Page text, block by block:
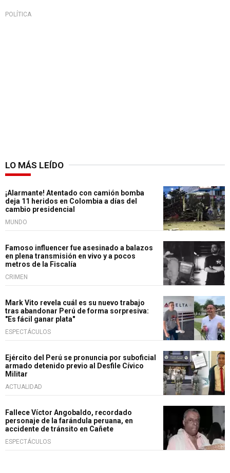
POLÍTICA
LO MÁS LEÍDO
¡Alarmante! Atentado con camión bomba
deja 11 heridos en Colombia a días del
cambio presidencial
MUNDO
Famoso influencer fue asesinado a balazos
en plena transmisión en vivo y a pocos
metros de la Fiscalía
CRIMEN
Mark Vito revela cuál es su nuevo trabajo
tras abandonar Perú de forma sorpresiva:
"Es fácil ganar plata"
ESPECTÁCULOS
Ejército del Perú se pronuncia por suboficial
armado detenido previo al Desfile Cívico
Militar
ACTUALIDAD
Fallece Víctor Angobaldo, recordado
personaje de la farándula peruana, en
accidente de tránsito en Cañete
ESPECTÁCULOS